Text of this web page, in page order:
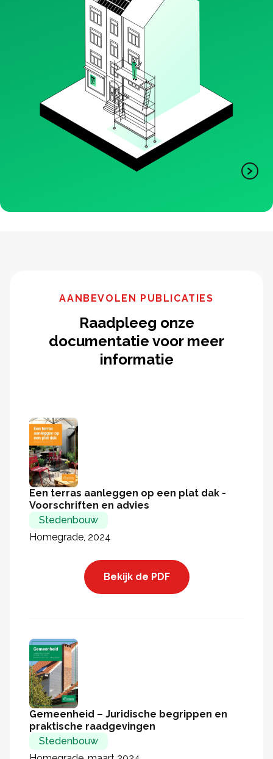
AANBEVOLEN PUBLICATIES
Raadpleeg onze
documentatie voor meer
informatie
Een terras aanleggen op een plat dak -
Voorschriften en advies
Stedenbouw
Homegrade, 2024
Bekijk de PDF
Gemeenheid – Juridische begrippen en
praktische raadgevingen
Stedenbouw